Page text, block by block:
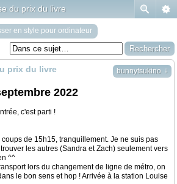
du prix du livre
en style pour ordinateur
bunnytsukino ↓
prix du livre
2022
c'est parti !
de 15h15, tranquillement. Je ne suis pas
les autres (Sandra et Zach) seulement vers
^^
lors du changement de ligne de métro, on
le bon sens et hop ! Arrivée à la station Louise